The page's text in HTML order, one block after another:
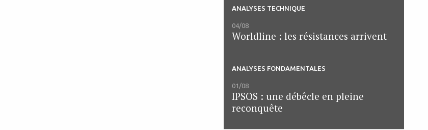
ANALYSES TECHNIQUE
04/08
Worldline : les résistances arrivent
ANALYSES FONDAMENTALES
01/08
IPSOS : une débêcle en pleine
reconquête